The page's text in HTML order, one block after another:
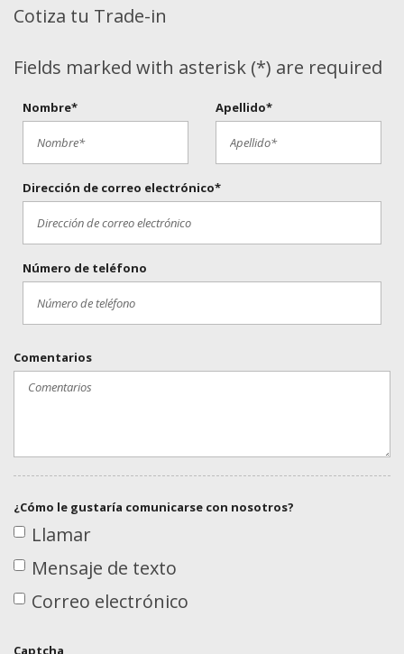
Cotiza tu Trade-in
Fields marked with asterisk (*) are required
Nombre* Apellido*
Dirección de correo electrónico*
Número de teléfono
Comentarios
¿Cómo le gustaría comunicarse con nosotros?
Llamar
Mensaje de texto
Correo electrónico
Captcha